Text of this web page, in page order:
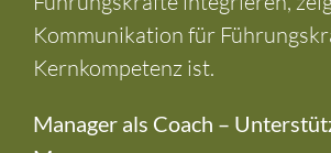
Führungskräfte integrieren,
Kommunikation für
Kernkompetenz ist.
Manager als Coach –